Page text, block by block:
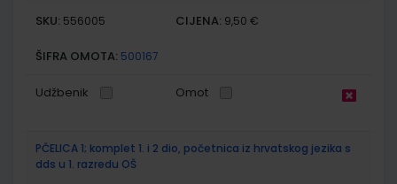
SKU: 556005 CIJENA: 9,50 €
ŠIFRA OMOTA: 500167
Udžbenik Omot
PČELICA 1; komplet 1. i 2 dio, početnica iz hrvatskog jezika s
dds u 1. razredu OŠ